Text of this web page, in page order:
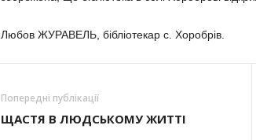
Любов ЖУРАВЕЛЬ, бібліотекар с. Хоробрів.
Попередні публікації
ЩАСТЯ В ЛЮДСЬКОМУ ЖИТТІ